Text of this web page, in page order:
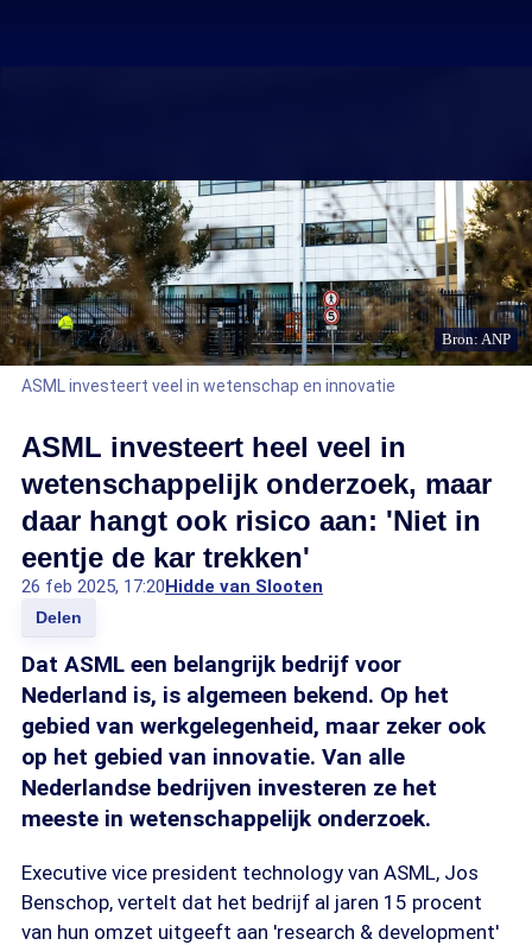
Bron: ANP
ASML investeert veel in wetenschap en innovatie
ASML investeert heel veel in
wetenschappelijk onderzoek, maar
daar hangt ook risico aan: 'Niet in
eentje de kar trekken'
26 feb 2025, 17:20Hidde van Slooten
Delen
Dat ASML een belangrijk bedrijf voor
Nederland is, is algemeen bekend. Op het
gebied van werkgelegenheid, maar zeker ook
op het gebied van innovatie. Van alle
Nederlandse bedrijven investeren ze het
meeste in wetenschappelijk onderzoek.
Executive vice president technology van ASML, Jos
Benschop, vertelt dat het bedrijf al jaren 15 procent
van hun omzet uitgeeft aan 'research & development'